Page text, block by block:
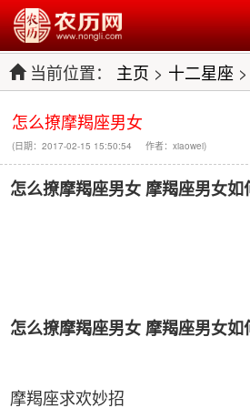
当前位置： 主页 > 十二星座 >
怎么撩摩羯座男女
(日期：2017-02-15 15:50:54 作者：xiaowei)
怎么撩摩羯座男女摩羯座男女如
怎么撩摩羯座男女摩羯座男女如
摩羯座求欢妙招